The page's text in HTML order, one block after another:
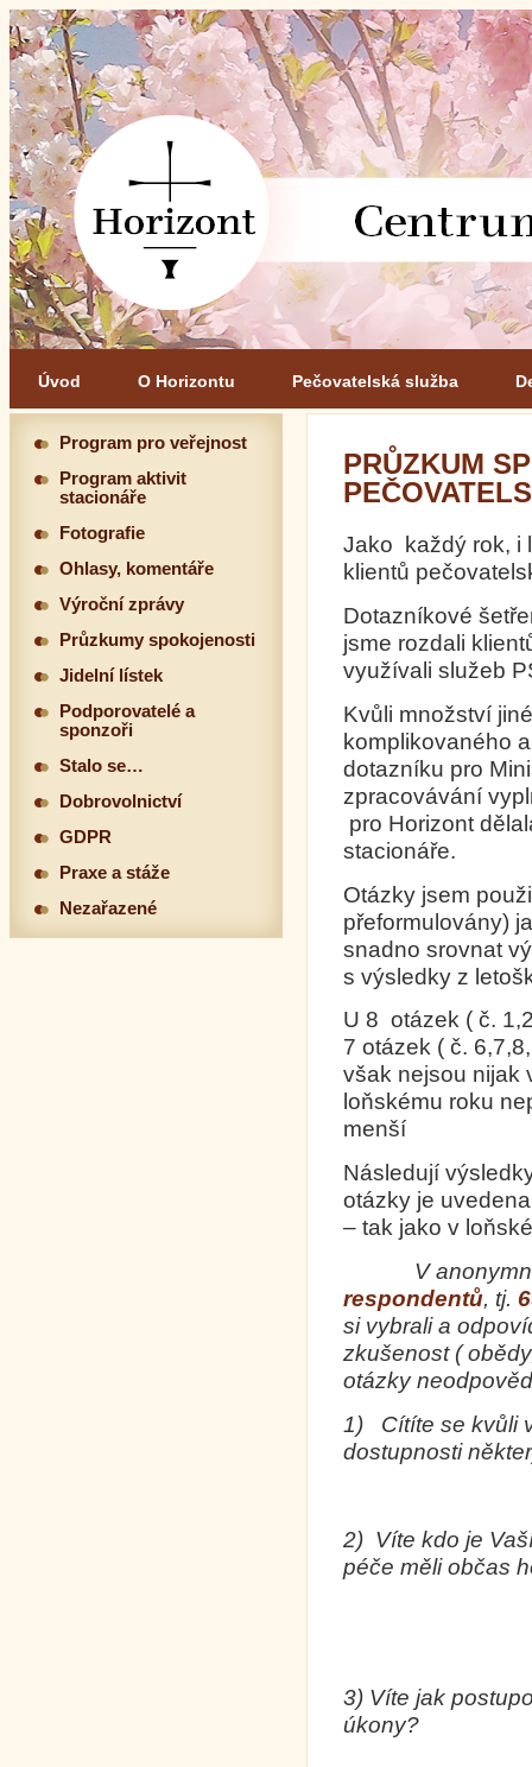
Úvod O Horizontu Pečovatelská služba
PRŮZKUM
Jako každý rok, i
klientů
Dotazníkové
jsme rozdali
využívali služeb
Kvůli množství
komplikovaného
dotazníku pro
zpracovávání
pro Horizont
stacionáře.
Otázky jsem
přeformulovány)
snadno srovnat
s výsledky z
U 8 otázek ( č.
7 otázek ( č.
však nejsou nijak
loňskému roku
menší
Následují
otázky je
– tak jako v
V
respondentů, tj.
si vybrali a
zkušenost (
otázky
1) Cítíte se kvůli
dostupnosti
2) Víte kdo je
péče měli občas
3) Víte jak
úkony?
Program pro veřejnost
Program aktivit
stacionáře
Fotografie
Ohlasy, komentáře
Výroční zprávy
Průzkumy spokojenosti
Jidelní lístek
Podporovatelé a
sponzoři
Stalo se…
Dobrovolnictví
GDPR
Praxe a stáže
Nezařazené